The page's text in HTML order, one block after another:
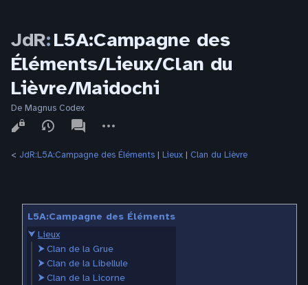
JdR:L5A:Campagne des
Éléments/Lieux/Clan du
Lièvre/Maidochi
De Magnus Codex
Affichages
associated-
pages
actions
< JdR:L5A:Campagne des Éléments ‎ | Lieux ‎ | Clan du Lièvre
L5A:Campagne des Éléments
⮟ Lieux
⮞Clan de la Grue
⮞Clan de la Libellule
⮞Clan de la Licorne